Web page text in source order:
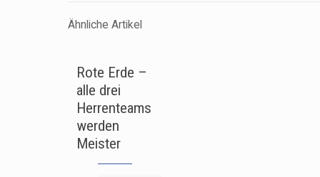
Ähnliche Artikel
Rote Erde –
alle drei
Herrenteams
werden
Meister